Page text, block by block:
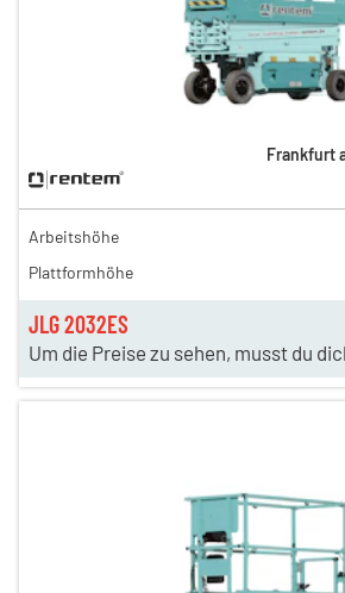
JLG 2032ES
Um die Preise zu sehen, musst du
Frankfurt
Arbeitshöhe
Plattformhöhe